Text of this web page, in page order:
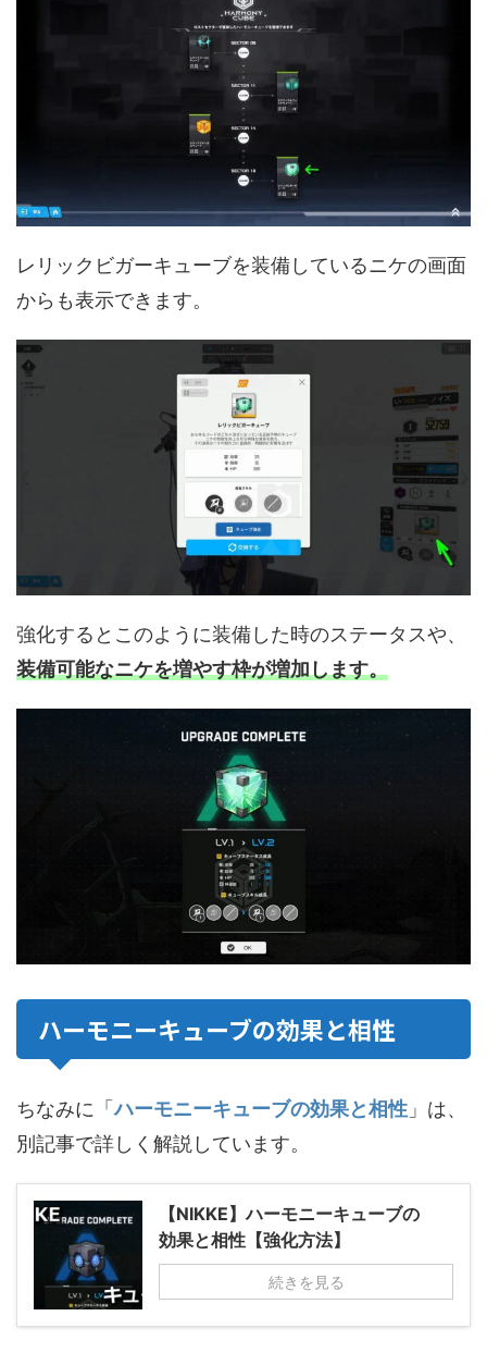
レリックビガーキューブを装備しているニケの画面
からも表示できます。
強化するとこのように装備した時のステータスや、
装備可能なニケを増やす枠が増加します。
ハーモニーキューブの効果と相性
ちなみに「ハーモニーキューブの効果と相性 」は、
別記事で詳しく解説しています。
【NIKKE】ハーモニーキューブの
効果と相性【強化方法】
続きを見る